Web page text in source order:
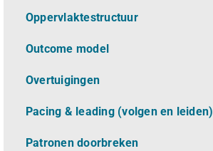
Oppervlaktestructuur
Outcome model
Overtuigingen
Pacing & leading (volgen en leiden)
Patronen doorbreken